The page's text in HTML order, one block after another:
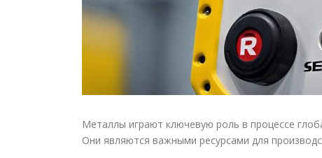
Металлы играют ключевую роль в процессе
Они являются важными ресурсами для